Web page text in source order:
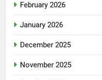
February 2026
January 2026
December 2025
November 2025